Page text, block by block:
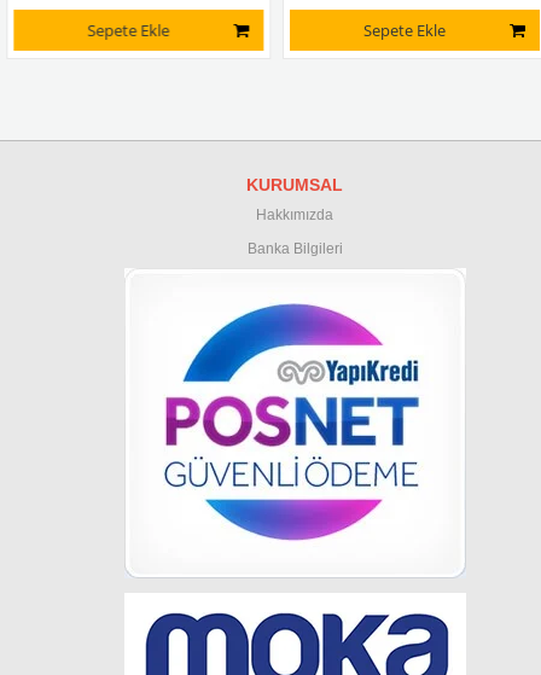
Sepete Ekle
Sepete Ekle
KURUMSAL
Hakkımızda
Banka Bilgileri